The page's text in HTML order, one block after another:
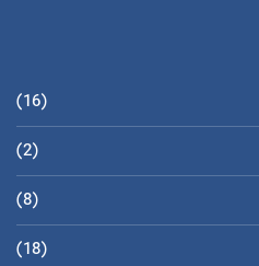
(16)
(2)
(8)
(18)